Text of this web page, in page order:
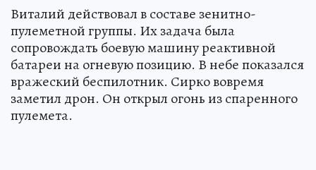
Виталий действовал в составе зенитно-
пулеметной группы. Их задача была
сопровождать боевую машину реактивной
батареи на огневую позицию. В небе показался
вражеский беспилотник. Сирко вовремя
заметил дрон. Он открыл огонь из спаренного
пулемета.